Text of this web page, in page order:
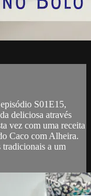
S01E15,
deliciosa através
vez com uma receita
Caco com Alheira.
tradicionais a um